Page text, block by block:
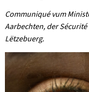
Communiqué vum
Aarbechten, der
Lëtzebuerg.